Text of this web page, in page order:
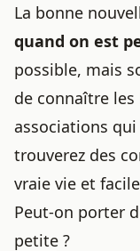
La bonne
quand on est
possible, mais
de connaître
associations
trouverez des
vraie vie et
Peut-on porter
petite ?